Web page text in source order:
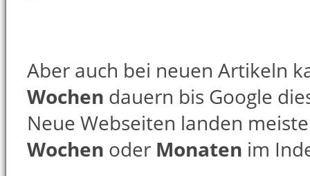
Aber auch bei neuen Artikeln
Wochen dauern bis Google
Neue Webseiten landen
Wochen oder Monaten im